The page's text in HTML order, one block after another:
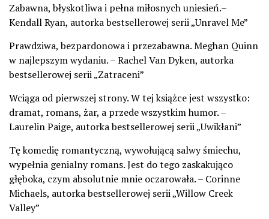
Zabawna, błyskotliwa i pełna miłosnych uniesień.–
Kendall Ryan, autorka bestsellerowej serii „Unravel Me”
Prawdziwa, bezpardonowa i przezabawna. Meghan Quinn
w najlepszym wydaniu. – Rachel Van Dyken, autorka
bestsellerowej serii „Zatraceni”
Wciąga od pierwszej strony. W tej książce jest wszystko:
dramat, romans, żar, a przede wszystkim humor. –
Laurelin Paige, autorka bestsellerowej serii „Uwikłani”
Tę komedię romantyczną, wywołującą salwy śmiechu,
wypełnia genialny romans. Jest do tego zaskakująco
głęboka, czym absolutnie mnie oczarowała. – Corinne
Michaels, autorka bestsellerowej serii „Willow Creek
Valley”